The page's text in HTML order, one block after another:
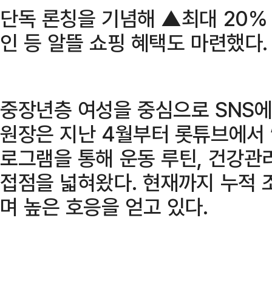
단독 론칭을 기념해 ▲최대
인 등 알뜰 쇼핑 혜택도 마련했다.
중장년층 여성을 중심으로 SNS
원장은 지난 4월부터 롯튜브에서
로그램을 통해 운동 루틴, 건강
접점을 넓혀왔다. 현재까지 누적
며 높은 호응을 얻고 있다.